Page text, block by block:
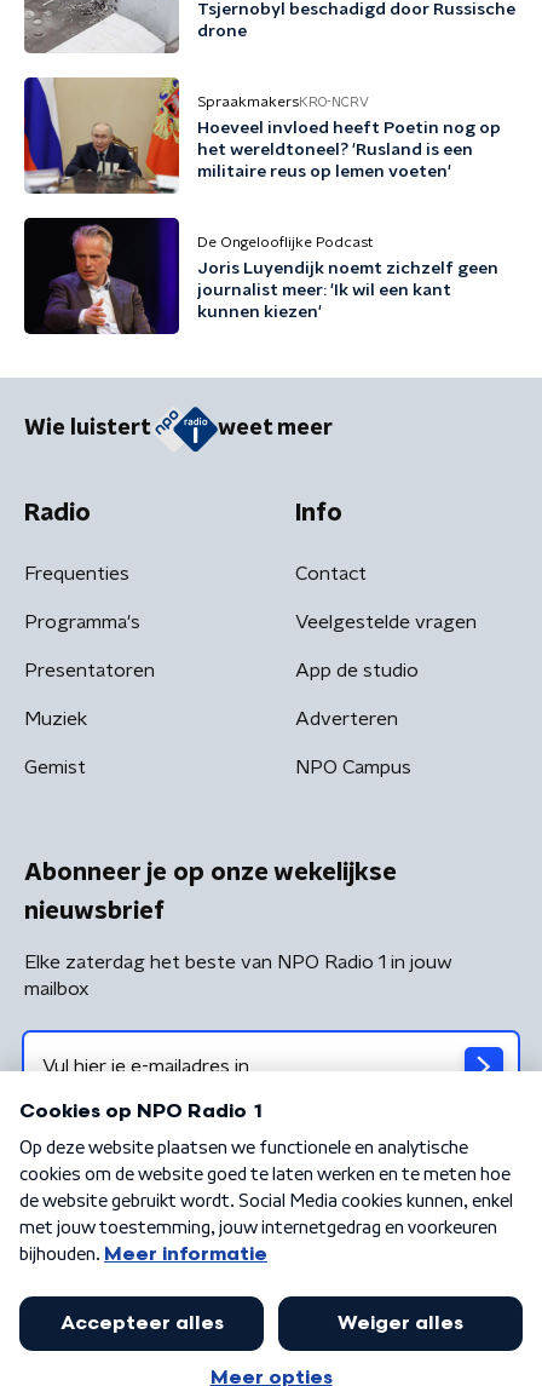
Tsjernobyl beschadigd door Russische
drone
SpraakmakersKRO-NCRV
Hoeveel invloed heeft Poetin nog op
het wereldtoneel? 'Rusland is een
militaire reus op lemen voeten'
De Ongelooflijke Podcast
Joris Luyendijk noemt zichzelf geen
journalist meer: 'Ik wil een kant
kunnen kiezen'
Wie luistert weet meer
Radio
Frequenties
Programma's
Presentatoren
Muziek
Gemist
Info
Contact
Veelgestelde vragen
App de studio
Adverteren
NPO Campus
Abonneer je op onze wekelijkse
nieuwsbrief
Elke zaterdag het beste van NPO Radio 1 in jouw
mailbox
Algemene voorwaarden